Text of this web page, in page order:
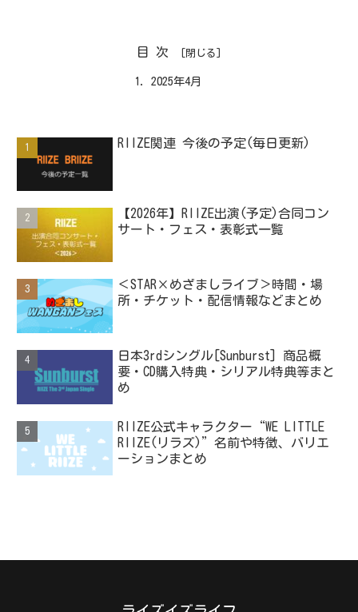
目次
2025年4月
RIIZE関連 今後の予定(毎日更新)
【2026年】RIIZE出演(予定)合同コン
サート・フェス・表彰式一覧
＜STAR×めざましライブ＞時間・場
所・チケット・配信情報などまとめ
日本3rdシングル[Sunburst] 商品概
要・CD購入特典・シリアル特典等まと
め
RIIZE公式キャラクター“WE LITTLE
RIIZE(リラズ)”名前や特徴、バリエ
ーションまとめ